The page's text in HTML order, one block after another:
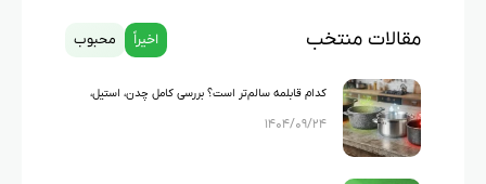
مقالات منتخب اخیراً محبوب
کدام قابلمه سالم‌تر است؟ بررسی کامل چدن، استیل،
گرانیت و تفلون
۱۴۰۴/۰۹/۲۴